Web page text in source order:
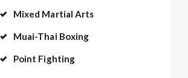
Mixed Martial Arts
Muai-Thai Boxing
Point Fighting